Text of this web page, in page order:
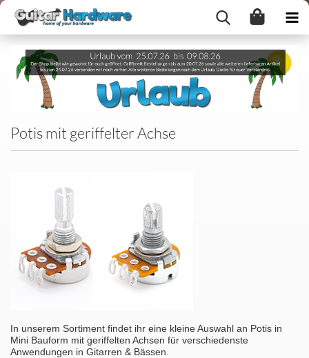
Potis mit geriffelter Achse
In unserem Sortiment findet ihr eine kleine Auswahl an Potis in
Mini Bauform mit geriffelten Achsen für verschiedenste
Anwendungen in Gitarren & Bässen.